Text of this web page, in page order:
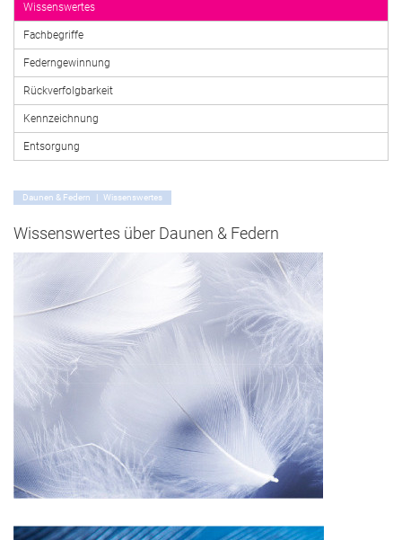
Wissenswertes
Fachbegriffe
Federngewinnung
Rückverfolgbarkeit
Kennzeichnung
Entsorgung
Daunen & Federn | Wissenswertes
Wissenswertes über Daunen & Federn